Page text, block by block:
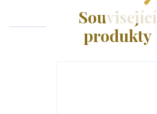
Související
produkty